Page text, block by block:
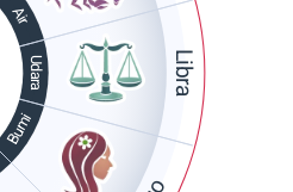
Libra
Bumi
Udara
Air